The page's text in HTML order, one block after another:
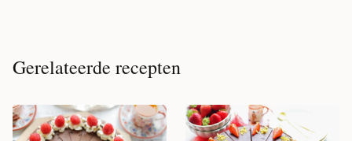
Gerelateerde recepten